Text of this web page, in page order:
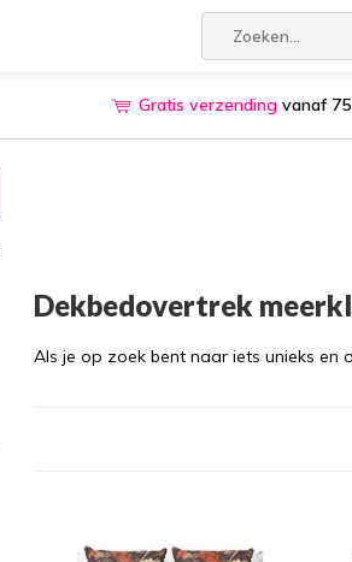
Gratis verzending vanaf
Dekbedovertrek
Als je op zoek bent naar iets unieks en